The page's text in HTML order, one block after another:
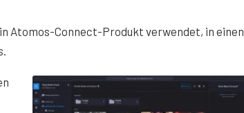
Atomos-Connect-Produkt verwendet, in einen